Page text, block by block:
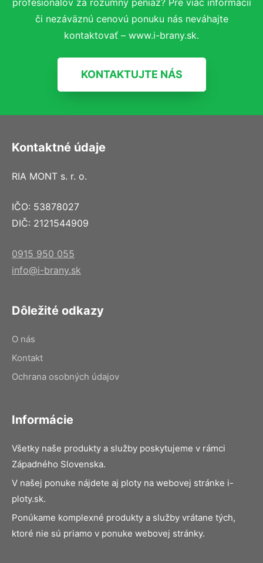
či nezáväznú cenovú ponuku nás neváhajte
kontaktovať – www.i-brany.sk.
KONTAKTUJTE NÁS
Kontaktné údaje
RIA MONT s. r. o.
IČO: 53878027
DIČ: 2121544909
0915 950 055
info@i-brany.sk
Dôležité odkazy
O nás
Kontakt
Ochrana osobných údajov
Informácie
Všetky naše produkty a služby poskytujeme v rámci
Západného Slovenska.
V našej ponuke nájdete aj ploty na webovej stránke i-
ploty.sk.
Ponúkame komplexné produkty a služby vrátane tých,
ktoré nie sú priamo v ponuke webovej stránky.